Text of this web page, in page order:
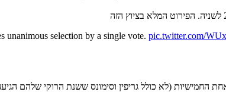
unanimous selection by a single vote. pic.twitter.com/
פולץ הוא הבחירה 1 הרביעית מאז שנת 2000 שלא נכנסה לאחת החמישיות (לא כולל